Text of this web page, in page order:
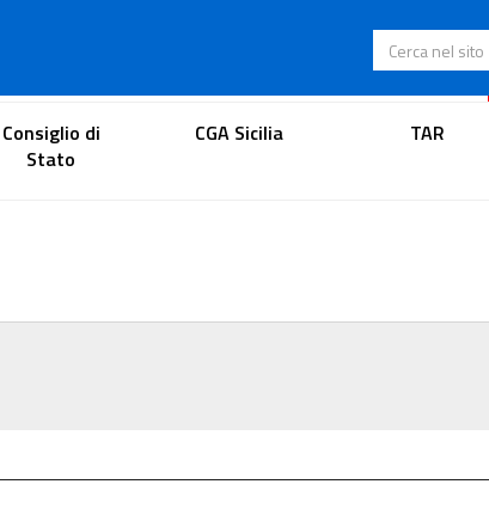
Cerca nel sito
Portale dell'avvocato
Consiglio di
Stato
CGA Sicilia TAR